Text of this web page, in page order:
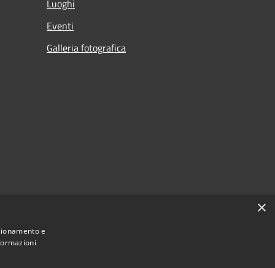
Luoghi
Eventi
Galleria fotografica
×
e